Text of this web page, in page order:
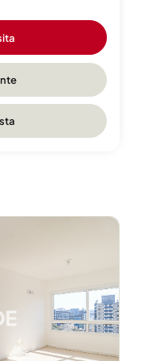
O lugar é um dos
entre os jovens
Um bairro perto de
vizinhos,
e o Parque da
com esportes e lazer